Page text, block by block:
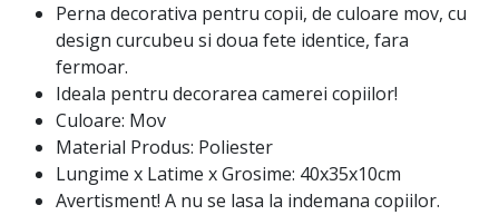
Perna decorativa pentru copii, de culoare mov, cu
design curcubeu si doua fete identice, fara
fermoar.
Ideala pentru decorarea camerei copiilor!
Culoare: Mov
Material Produs: Poliester
Lungime x Latime x Grosime: 40x35x10cm
Avertisment! A nu se lasa la indemana copiilor.